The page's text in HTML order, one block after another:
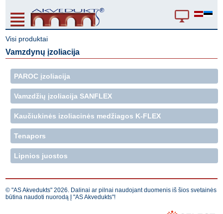
Visi produktai
Vamzdynų įzoliacija
PAROC įzoliacija
Vamzdžių įzoliacija SANFLEX
Kaučiukinės izoliacinės medžiagos K-FLEX
Tenapors
Lipnios juostos
© "AS Akvedukts" 2026. Dalinai ar pilnai naudojant duomenis iš šios svetainės
būtina naudoti nuorodą Į "AS Akvedukts"!